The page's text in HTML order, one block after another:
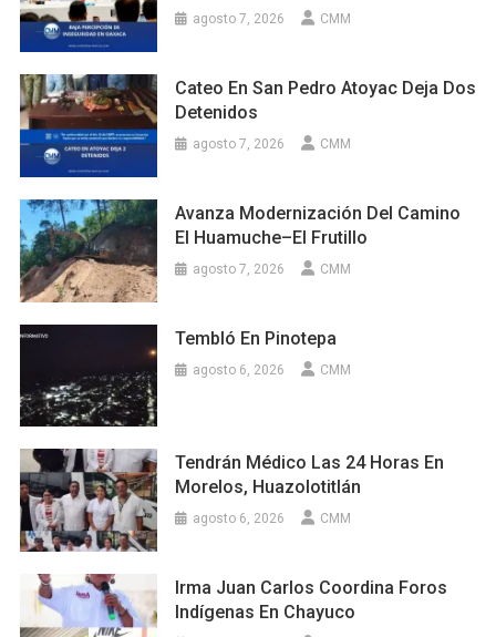
agosto 7, 2026 CMM
Cateo En San Pedro Atoyac Deja Dos
Detenidos
agosto 7, 2026 CMM
Avanza Modernización Del Camino
El Huamuche–El Frutillo
agosto 7, 2026 CMM
Tembló En Pinotepa
agosto 6, 2026 CMM
Tendrán Médico Las 24 Horas En
Morelos, Huazolotitlán
agosto 6, 2026 CMM
Irma Juan Carlos Coordina Foros
Indígenas En Chayuco